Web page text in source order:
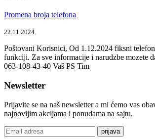
Promena broja telefona
22.11.2024.
Poštovani Korisnici, Od 1.12.2024 fiksni
funkciji. Za sve informacije i narudzbe mozete
063-108-43-40 Vaš PS Tim
Newsletter
Prijavite se na naš newsletter a mi ćemo vas
najnovijim akcijama i ponudama na sajtu.
prijava